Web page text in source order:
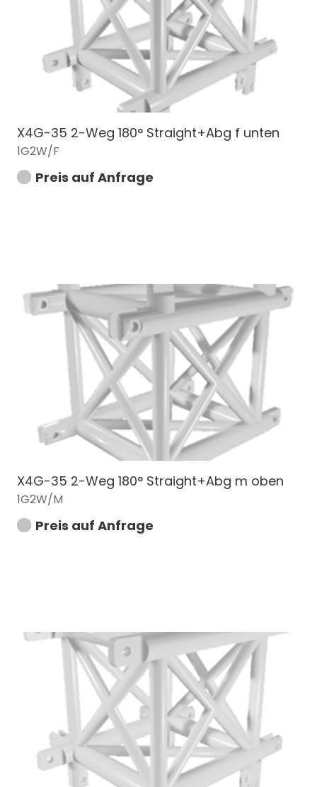
X4G-35 2-Weg 180° Straight+Abg f unten
1G2W/F
Preis auf Anfrage
X4G-35 2-Weg 180° Straight+Abg m oben
1G2W/M
Preis auf Anfrage